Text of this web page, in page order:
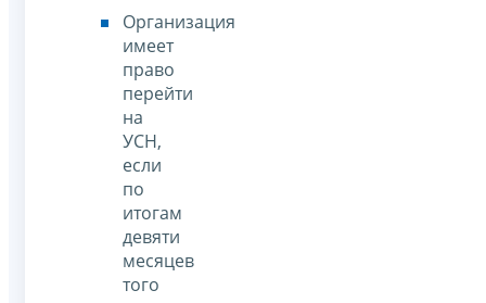
Организация
имеет
право
перейти
на
УСН,
если
по
итогам
девяти
месяцев
того